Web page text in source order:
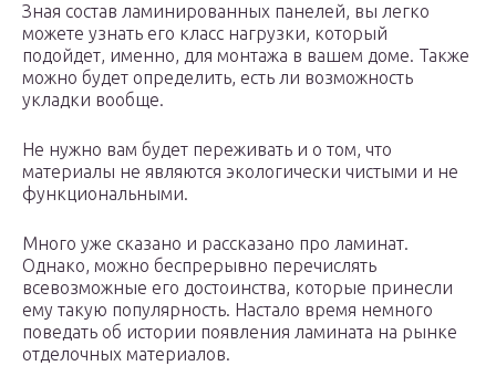
Зная состав ламинированных панелей, вы легко
можете узнать его класс нагрузки, который
подойдет, именно, для монтажа в вашем доме. Также
можно будет определить, есть ли возможность
укладки вообще.
Не нужно вам будет переживать и о том, что
материалы не являются экологически чистыми и не
функциональными.
Много уже сказано и рассказано про ламинат.
Однако, можно беспрерывно перечислять
всевозможные его достоинства, которые принесли
ему такую популярность. Настало время немного
поведать об истории появления ламината на рынке
отделочных материалов.